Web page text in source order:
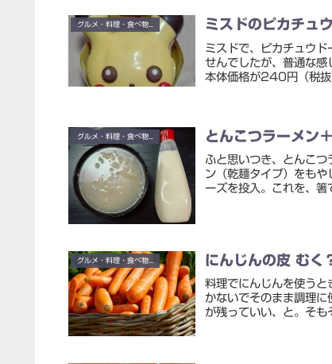
ミスドのピカチュ
ミスドで、ピカチュウ
せんでしたが、普通な感
本体価格が240円（税抜
とんこつラーメン
ふと思いつき、とんこ
ン（乾麺タイプ）をも
ーズを投入。これを、箸
にんじんの皮 むく
料理でにんじんを使う
かないでそのまま調理
が残っていい、と。そも